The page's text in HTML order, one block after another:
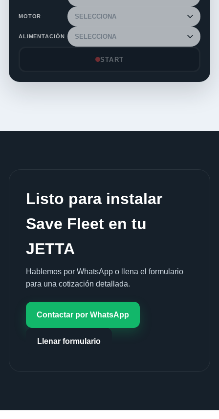
MOTOR
ALIMENTACIÓN
START
Listo para instalar
Save Fleet en tu
JETTA
Hablemos por WhatsApp o llena el formulario
para una cotización detallada.
Contactar por WhatsApp
Llenar formulario